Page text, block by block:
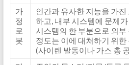
가
정
로
봇
인간과 유사한 지능을 가
하고, 내부 시스템에 문제
시스템의 한 부분으로 외부
정도는 이에 대처하기 위
(사이렌 발동이나 가스 총